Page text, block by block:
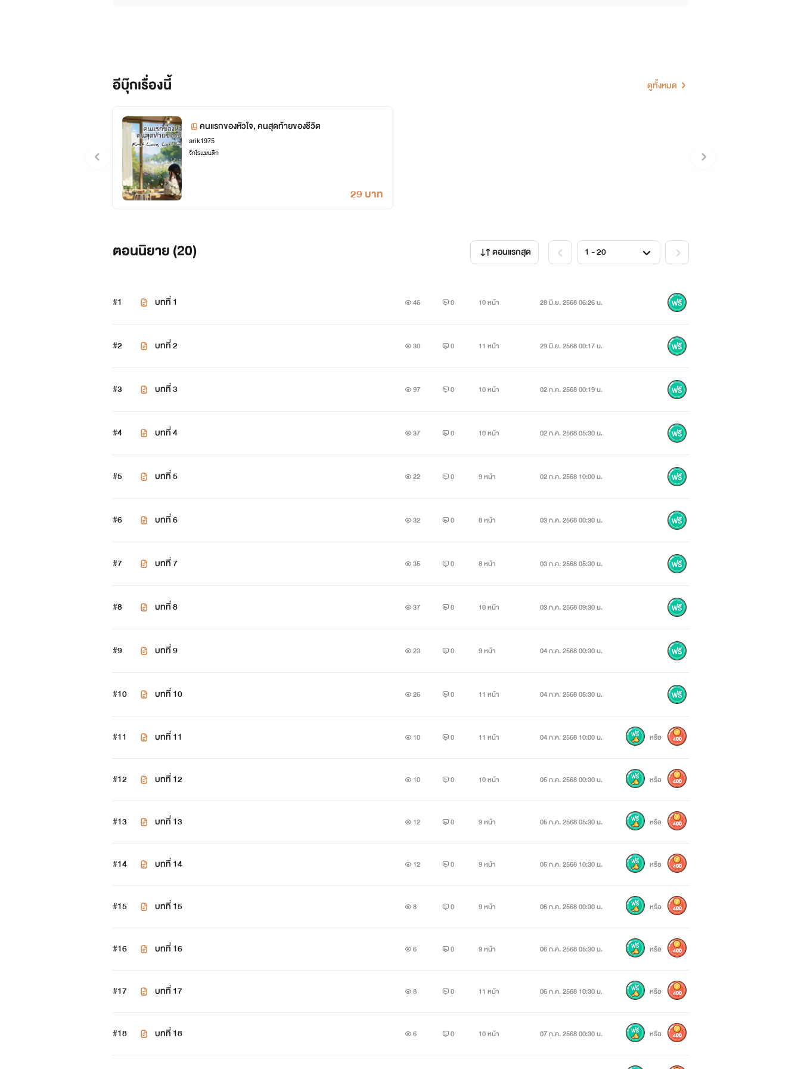
อีบุ๊กเรื่องนี้ ดูทั้งหมด
คนแรกของหัวใจ, คนสุดท้ายของชีวิต
arik1975
รักโรแมนติก
29 บาท
ตอนนิยาย (20) ตอนแรกสุด
#1 บทที่ 1 46 0 10 หน้า 28 มิ.ย. 2568 06:26 น.
#2 บทที่ 2 30 0 11 หน้า 29 มิ.ย. 2568 00:17 น.
#3 บทที่ 3 97 0 10 หน้า 02 ก.ค. 2568 00:19 น.
#4 บทที่ 4 37 0 10 หน้า 02 ก.ค. 2568 05:30 น.
#5 บทที่ 5 22 0 9 หน้า 02 ก.ค. 2568 10:00 น.
#6 บทที่ 6 32 0 8 หน้า 03 ก.ค. 2568 00:30 น.
#7 บทที่ 7 35 0 8 หน้า 03 ก.ค. 2568 05:30 น.
#8 บทที่ 8 37 0 10 หน้า 03 ก.ค. 2568 09:30 น.
#9 บทที่ 9 23 0 9 หน้า 04 ก.ค. 2568 00:30 น.
#10 บทที่ 10 26 0 11 หน้า 04 ก.ค. 2568 05:30 น.
#11 บทที่ 11 10 0 11 หน้า 04 ก.ค. 2568 10:00 น. หรือ 400
#12 บทที่ 12 10 0 10 หน้า 05 ก.ค. 2568 00:30 น. หรือ 400
#13 บทที่ 13 12 0 9 หน้า 05 ก.ค. 2568 05:30 น. หรือ 400
#14 บทที่ 14 12 0 9 หน้า 05 ก.ค. 2568 10:30 น. หรือ 400
#15 บทที่ 15 8 0 9 หน้า 06 ก.ค. 2568 00:30 น. หรือ 400
#16 บทที่ 16 6 0 9 หน้า 06 ก.ค. 2568 05:30 น. หรือ 400
#17 บทที่ 17 8 0 11 หน้า 06 ก.ค. 2568 10:30 น. หรือ 400
#18 บทที่ 18 6 0 10 หน้า 07 ก.ค. 2568 00:30 น. หรือ 400